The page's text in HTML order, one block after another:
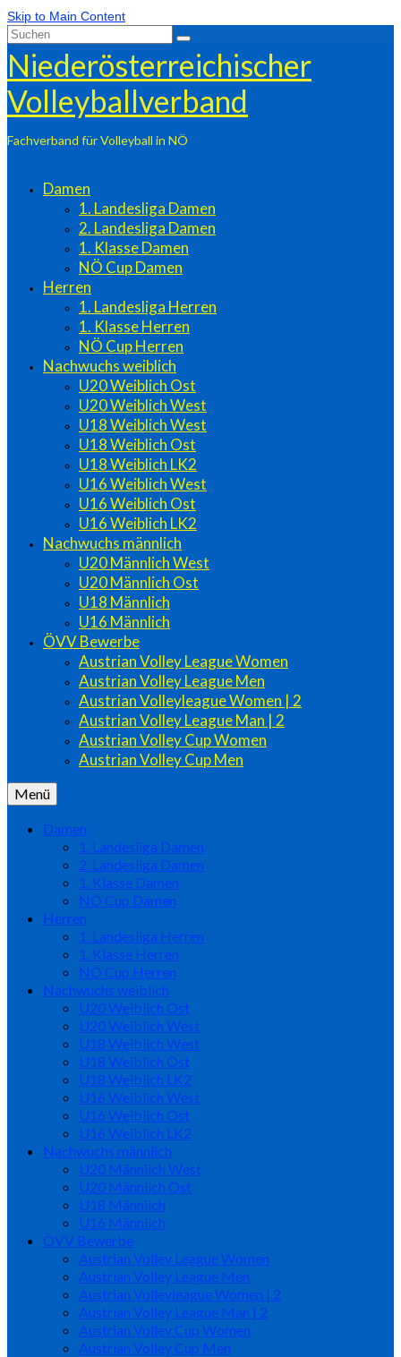
Skip to Main Content
Suchen
nach:
Niederösterreichischer
Volleyballverband
Fachverband für Volleyball in NÖ
Damen
1. Landesliga Damen
2. Landesliga Damen
1. Klasse Damen
NÖ Cup Damen
Herren
1. Landesliga Herren
1. Klasse Herren
NÖ Cup Herren
Nachwuchs weiblich
U20 Weiblich Ost
U20 Weiblich West
U18 Weiblich West
U18 Weiblich Ost
U18 Weiblich LK2
U16 Weiblich West
U16 Weiblich Ost
U16 Weiblich LK2
Nachwuchs männlich
U20 Männlich West
U20 Männlich Ost
U18 Männlich
U16 Männlich
ÖVV Bewerbe
Austrian Volley League Women
Austrian Volley League Men
Austrian Volleyleague Women | 2
Austrian Volley League Man | 2
Austrian Volley Cup Women
Austrian Volley Cup Men
Menü
Damen
1. Landesliga Damen
2. Landesliga Damen
1. Klasse Damen
NÖ Cup Damen
Herren
1. Landesliga Herren
1. Klasse Herren
NÖ Cup Herren
Nachwuchs weiblich
U20 Weiblich Ost
U20 Weiblich West
U18 Weiblich West
U18 Weiblich Ost
U18 Weiblich LK2
U16 Weiblich West
U16 Weiblich Ost
U16 Weiblich LK2
Nachwuchs männlich
U20 Männlich West
U20 Männlich Ost
U18 Männlich
U16 Männlich
ÖVV Bewerbe
Austrian Volley League Women
Austrian Volley League Men
Austrian Volleyleague Women | 2
Austrian Volley League Man | 2
Austrian Volley Cup Women
Austrian Volley Cup Men